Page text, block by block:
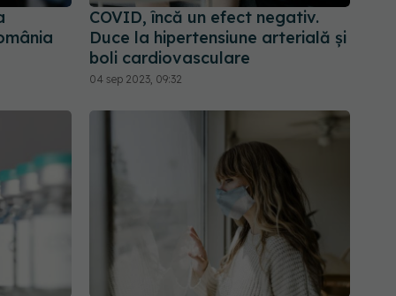
COVID, încă un efect negativ.
Duce la hipertensiune arterială și
boli cardiovasculare
04 sep 2023, 09:32